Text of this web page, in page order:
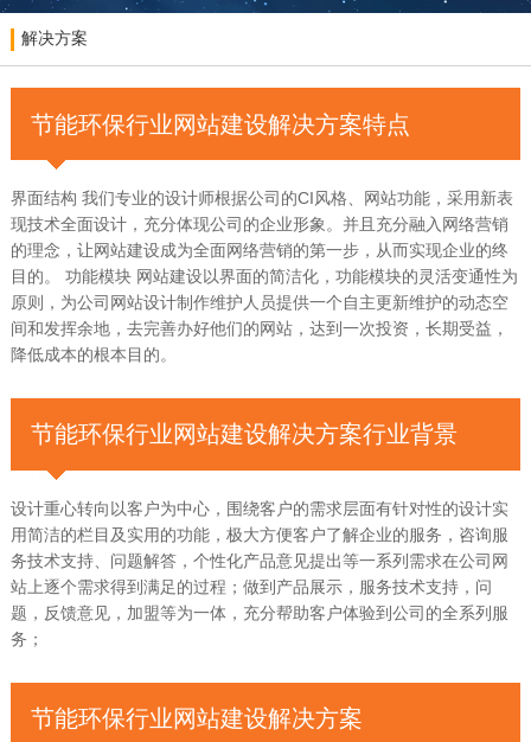
解决方案
节能环保行业网站建设解决方案特点
界面结构 我们专业的设计师根据公司的CI风格、网站功能，采用新表
现技术全面设计，充分体现公司的企业形象。并且充分融入网络营销
的理念，让网站建设成为全面网络营销的第一步，从而实现企业的终
目的。 功能模块 网站建设以界面的简洁化，功能模块的灵活变通性为
原则，为公司网站设计制作维护人员提供一个自主更新维护的动态空
间和发挥余地，去完善办好他们的网站，达到一次投资，长期受益，
降低成本的根本目的。
节能环保行业网站建设解决方案行业背景
设计重心转向以客户为中心，围绕客户的需求层面有针对性的设计实
用简洁的栏目及实用的功能，极大方便客户了解企业的服务，咨询服
务技术支持、问题解答，个性化产品意见提出等一系列需求在公司网
站上逐个需求得到满足的过程；做到产品展示，服务技术支持，问
题，反馈意见，加盟等为一体，充分帮助客户体验到公司的全系列服
务；
节能环保行业网站建设解决方案